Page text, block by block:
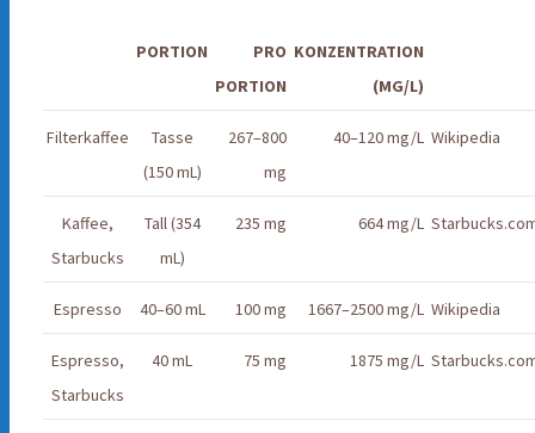
PORTION
PRO
PORTION
KONZENTRATION
(MG/L)
Filterkaffee
Tasse
(150 mL)
267–800
mg
40–120 mg/L Wikipedia
Kaffee,
Starbucks
Tall (354
mL)
235 mg 664 mg/L
Espresso 40–60 mL 100 mg 1667–2500 mg/L Wikipedia
Espresso,
Starbucks
40 mL 75 mg 1875 mg/L